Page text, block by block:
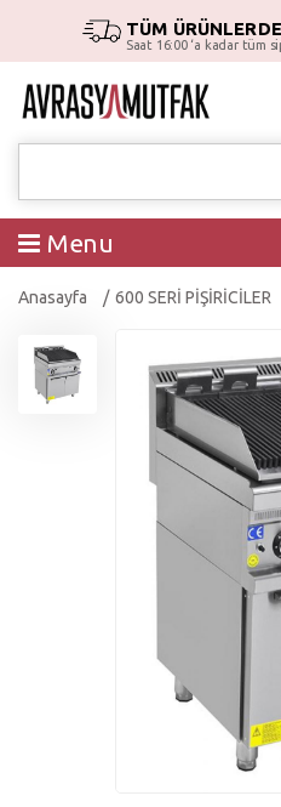
TÜM
Saat 16:00 ‘a kadar tüm
Menu
Anasayfa 600 SERİ PİŞİRİCİLER